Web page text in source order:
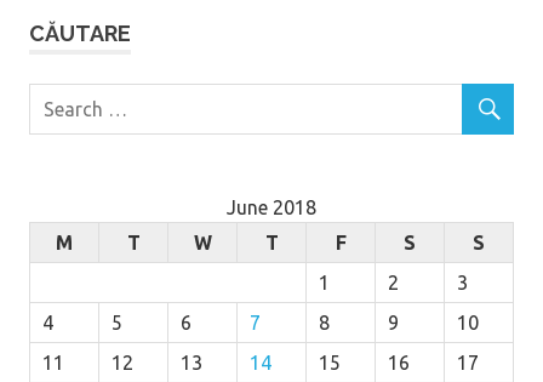
CĂUTARE
June 2018
M
T W T F S S
1 2
3
4
5 6 7 8 9
10
11
12 13 14 15 16
17